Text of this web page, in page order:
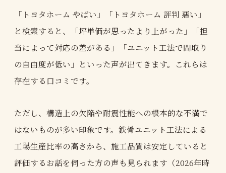
「トヨタホーム やばい」「トヨタホーム 評判 悪い」
と検索すると、「坪単価が思ったより上がった」「担
当によって対応の差がある」「ユニット工法で間取り
の自由度が低い」といった声が出てきます。これらは
存在する口コミです。
ただし、構造上の欠陥や耐震性能への根本的な不満で
はないものが多い印象です。鉄骨ユニット工法による
工場生産比率の高さから、施工品質は安定していると
評価するお話を伺った方の声も見られます（2026年時